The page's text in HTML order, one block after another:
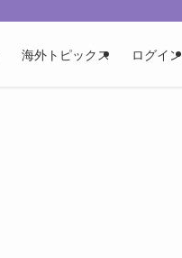
海外トピックス ログイン